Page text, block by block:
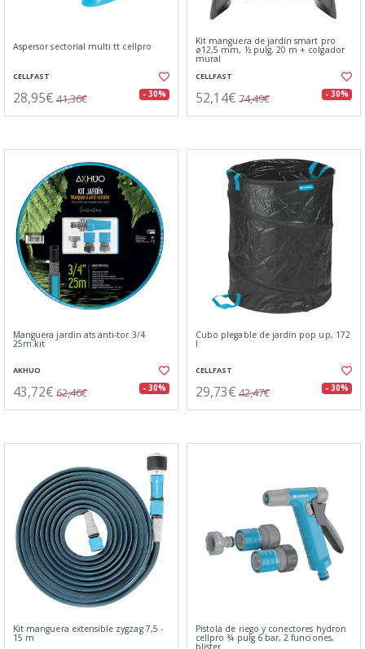
Aspersor sectorial multi tt cellpro
CELLFAST
28,95€ 41,36€ - 30%
Kit manguera de jardín smart pro
ø12,5 mm, ½ pulg, 20 m + colgador
mural
CELLFAST
52,14€ 74,49€ - 30%
Manguera jardin ats anti-tor.3/4
25m.kit
AKHUO
43,72€ 62,46€ - 30%
Cubo plegable de jardín pop up, 172
l
CELLFAST
29,73€ 42,47€ - 30%
Kit manguera extensible zygzag 7,5 -
15 m
Pistola de riego y conectores hydron
cellpro ¾ pulg 6 bar, 2 funciones,
blister